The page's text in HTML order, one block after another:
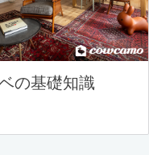
の基礎知識